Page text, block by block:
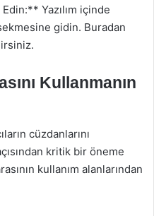
Yazılım içinde
gidin. Buradan
Kullanmanın
cüzdanlarını
kritik bir öneme
kullanım alanlarından